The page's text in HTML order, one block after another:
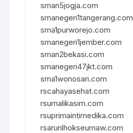
sman5jogja.com
smanegeri1tangerang.com
sma1purworejo.com
smanegeri1jember.com
sman2bekasi.com
smanegeri47jkt.com
sma1wonosari.com
rscahayasehat.com
rsumalikasim.com
rsuprimaintimedika.com
rsarunlhokseumaw.com